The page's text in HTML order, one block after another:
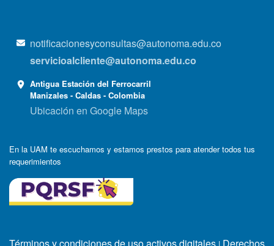
notificacionesyconsultas@autonoma.edu.co
servicioalcliente@autonoma.edu.co
Antigua Estación del Ferrocarril
Manizales - Caldas - Colombia
Ubicación en Google Maps
En la UAM te escuchamos y estamos prestos para atender todos tus
requerimientos